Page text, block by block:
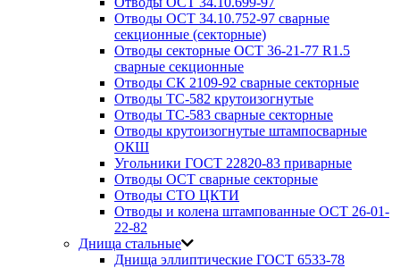
Отводы ОСТ 34.10.752-97 сварные
секционные (секторные)
Отводы секторные ОСТ 36-21-77 R1.5
сварные секционные
Отводы СК 2109-92 сварные секторные
Отводы ТС-582 крутоизогнутые
Отводы ТС-583 сварные секторные
Отводы крутоизогнутые штампосварные
ОКШ
Угольники ГОСТ 22820-83 приварные
Отводы ОСТ сварные секторные
Отводы СТО ЦКТИ
Отводы и колена штампованные ОСТ 26-01-
22-82
Днища стальные
Днища эллиптические ГОСТ 6533-78